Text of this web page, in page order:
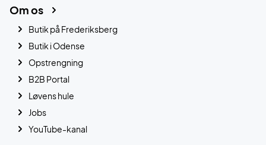
Om os
Butik på Frederiksberg
Butik i Odense
Opstrengning
B2B Portal
Løvens hule
Jobs
YouTube-kanal